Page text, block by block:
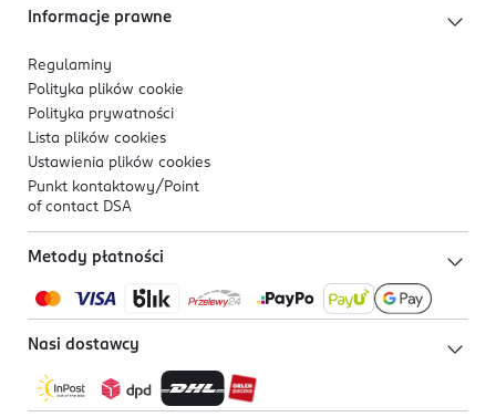
Informacje prawne
Regulaminy
Polityka plików cookie
Polityka prywatności
Lista plików cookies
Ustawienia plików cookies
Punkt kontaktowy/ Point
of contact DSA
Metody płatności
Nasi dostawcy